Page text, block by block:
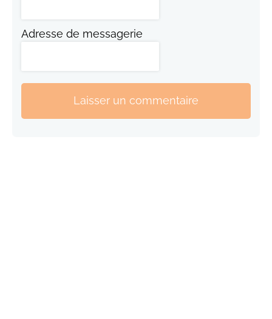
Adresse de messagerie
Laisser un commentaire